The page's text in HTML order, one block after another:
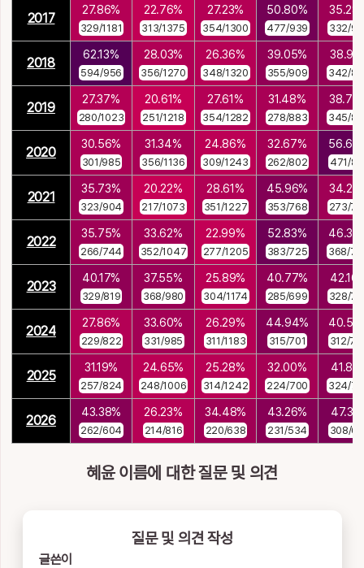
2017
27.86%
329/1181
22.76%
313/1375
27.23%
354/1300
50.80%
477/939 332/
2018
62.13%
594/956
28.03%
356/1270
26.36%
348/1320
39.05%
355/909 342/
2019
27.37%
280/1023
20.61%
251/1218
27.61%
354/1282
31.48%
278/883 345/
2020
30.56%
301/985
31.34%
356/1136
24.86%
309/1243
32.67%
262/802 471/
2021
35.73%
323/904
20.22%
217/1073
28.61%
351/1227
45.96%
353/768 273/
2022
35.75%
266/744
33.62%
352/1047
22.99%
277/1205
52.83%
383/725 368/
2023
40.17%
329/819
37.55%
368/980
25.89%
304/1174
40.77%
285/699 328/
2024
27.86%
229/822
33.60%
331/985
26.29%
311/1183
44.94%
315/701 312/
2025
31.19%
257/824
24.65%
248/1006
25.28%
314/1242
32.00%
224/700 324/
2026
43.38%
262/604
26.23%
214/816
34.48%
220/638
43.26%
231/534 308/
혜윤 이름에 대한 질문 및 의견
질문 및 의견 작성
글쓴이